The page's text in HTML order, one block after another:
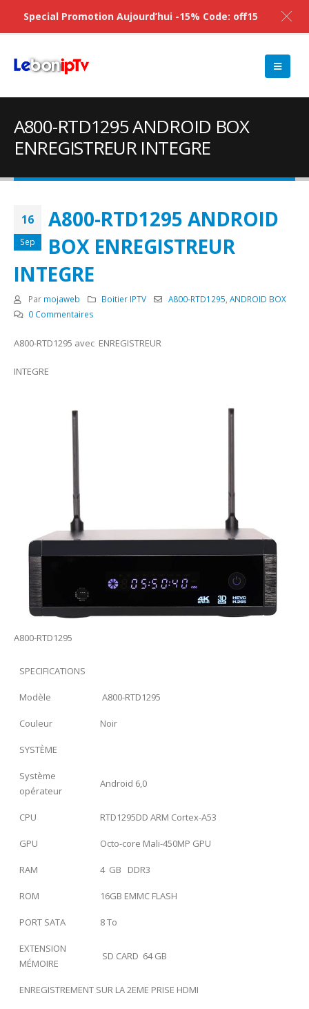
A800-RTD1295 ANDROID BOX
ENREGISTREUR INTEGRE
16
Sep
A800-RTD1295 ANDROID
BOX ENREGISTREUR
INTEGRE
Par mojaweb Boitier IPTV A800-RTD1295 ,ANDROID BOX
0 Commentaires
A800-RTD1295 avec ENREGISTREUR
INTEGRE
A800-RTD1295
SPECIFICATIONS
Modèle A800-RTD1295
Couleur Noir
SYSTÈME
Système
opérateur
Android 6,0
CPU RTD1295DD ARM Cortex-A53
GPU Octo-core Mali-450MP GPU
RAM 4 GB DDR3
ROM 16GB EMMC FLASH
PORT SATA 8 To
EXTENSION
MÉMOIRE
SD CARD 64 GB
ENREGISTREMENT SUR LA 2EME PRISE HDMI
Special Promotion Aujourd’hui -15% Code: off15